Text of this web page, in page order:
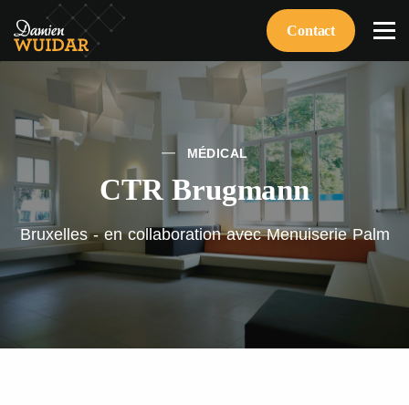
Contact
MÉDICAL
CTR Brugmann
Bruxelles - en collaboration avec Menuiserie Palm